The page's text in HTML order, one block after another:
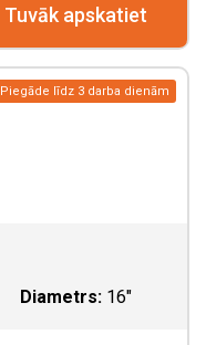
Tuvāk apskatiet
Piegāde līdz 3 darba dienām
Diametrs: 16"